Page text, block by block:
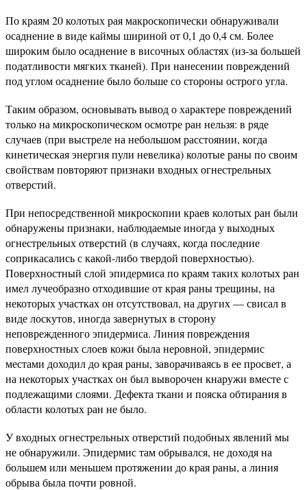
По краям 20 колотых рая макроскопически обнаруживали
осаднение в виде каймы шириной от 0,1 до 0,4 см. Более
широким было осаднение в височных областях (из-за большей
податливости мягких тканей). При нанесении повреждений
под углом осаднение было больше со стороны острого угла.
Таким образом, основывать вывод о характере повреждений
только на микроскопическом осмотре ран нельзя: в ряде
случаев (при выстреле на небольшом расстоянии, когда
кинетическая энергия пули невелика) колотые раны по своим
свойствам повторяют признаки входных огнестрельных
отверстий.
При непосредственной микроскопии краев колотых ран были
обнаружены признаки, наблюдаемые иногда у выходных
огнестрельных отверстий (в случаях, когда последние
соприкасались с какой-либо твердой поверхностью).
Поверхностный слой эпидермиса по краям таких колотых ран
имел лучеобразно отходившие от края раны трещины, на
некоторых участках он отсутствовал, на других — свисал в
виде лоскутов, иногда завернутых в сторону
неповрежденного эпидермиса. Линия повреждения
поверхностных слоев кожи была неровной, эпидермис
местами доходил до края раны, заворачиваясь в ее просвет, а
на некоторых участках он был выворочен кнаружи вместе с
подлежащими слоями. Дефекта ткани и пояска обтирания в
области колотых ран не было.
У входных огнестрельных отверстий подобных явлений мы
не обнаружили. Эпидермис там обрывался, не доходя на
большем или меньшем протяжении до края раны, а линия
обрыва была почти ровной.